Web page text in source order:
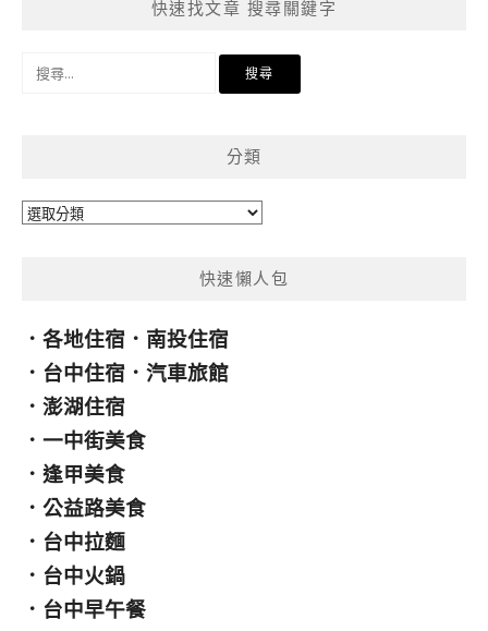
快速找文章 搜尋關鍵字
分類
分
快速懶人包
． 各地住宿 ． 南投住宿
． 台中住宿 ． 汽車旅館
． 澎湖住宿
． 一中街美食
． 逢甲美食
． 公益路美食
． 台中拉麵
． 台中火鍋
． 台中早午餐